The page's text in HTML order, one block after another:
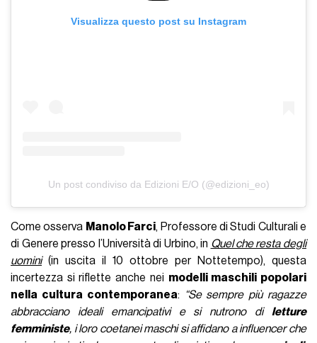
Visualizza questo post su Instagram
Un post condiviso da Edizioni E/O (@edizioni_eo)
Come osserva Manolo Farci, Professore di Studi Culturali e
di Genere presso l’Università di Urbino, in Quel che resta degli
uomini(in uscita il 10 ottobre per Nottetempo), questa
incertezza si riflette anche nei modelli maschili popolari
nella cultura contemporanea:
“Se sempre più ragazze
abbracciano ideali emancipativi e si nutrono di letture
femministe, i loro coetanei maschi si affidano a influencer che